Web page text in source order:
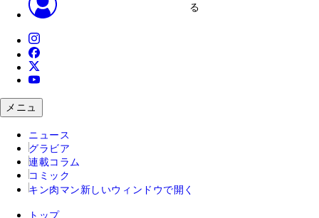
る
メニュ
ニュース
グラビア
連載コラム
コミック
キン肉マン 新しいウィンドウで開く
トップ